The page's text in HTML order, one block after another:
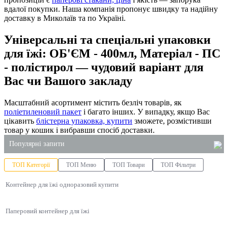
вдалої покупки. Наша компанія пропонує швидку та надійну
доставку в Миколаїв та по Україні.
Універсальні та спеціальні упаковки
для їжі: ОБ'ЄМ - 400мл, Матеріал - ПС
- полістирол — чудовий варіант для
Вас чи Вашого закладу
Масштабний асортимент містить безліч товарів, як
поліетиленовий пакет і багато інших. У випадку, якщо Вас
цікавить блістерна упаковка, купити зможете, розмістивши
товар у кошик і вибравши спосіб доставки.
Популярні запити
засіб для туалетів
купити господарські товари в києві
ціна паперовий пакет
ТОП Категорії ТОП Меню ТОП Товари ТОП Фільтри
Контейнер для їжі одноразовий купити
Паперовий контейнер для їжі